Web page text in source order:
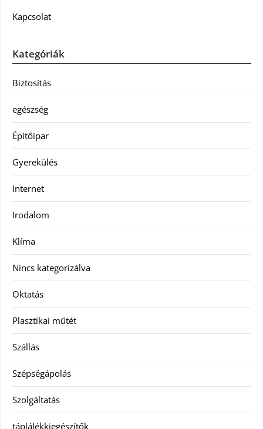
Kapcsolat
Kategóriák
Biztosítás
egészség
Építőipar
Gyerekülés
Internet
Irodalom
Klíma
Nincs kategorizálva
Oktatás
Plasztikai műtét
Szállás
Szépségápolás
Szolgáltatás
táplálékkiegészítők